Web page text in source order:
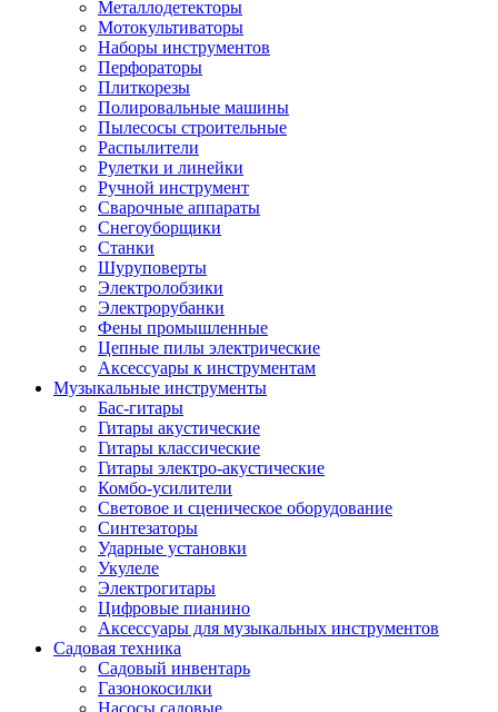
Металлодетекторы
Мотокультиваторы
Наборы инструментов
Перфораторы
Плиткорезы
Полировальные машины
Пылесосы строительные
Распылители
Рулетки и линейки
Ручной инструмент
Сварочные аппараты
Снегоуборщики
Станки
Шуруповерты
Электролобзики
Электрорубанки
Фены промышленные
Цепные пилы электрические
Аксессуары к инструментам
Музыкальные инструменты
Бас-гитары
Гитары акустические
Гитары классические
Гитары электро-акустические
Комбо-усилители
Световое и сценическое оборудование
Синтезаторы
Ударные установки
Укулеле
Электрогитары
Цифровые пианино
Аксессуары для музыкальных инструментов
Садовая техника
Садовый инвентарь
Газонокосилки
Насосы садовые